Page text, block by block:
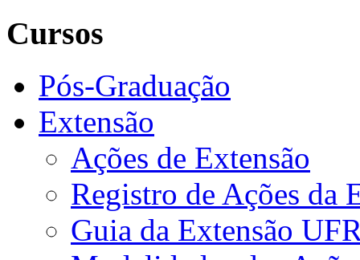
Cursos
Pós-Graduação
Extensão
Ações de Extensão
Registro de Ações da
Guia da Extensão